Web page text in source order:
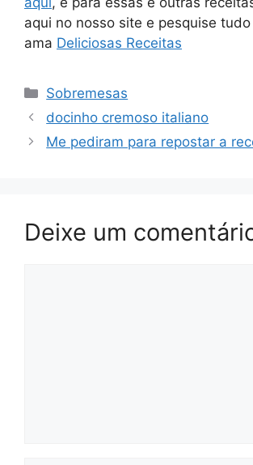
aqui no nosso site e pesquise
ama Deliciosas Receitas
Categorias
Sobremesas
docinho cremoso italiano
Me pediram para repostar a
Deixe um